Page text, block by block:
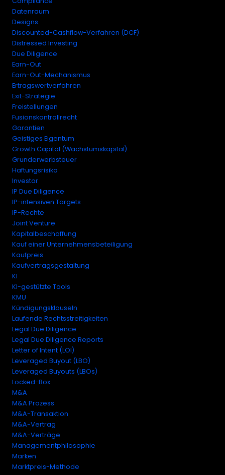
Datenraum
Designs
Discounted-Cashflow-Verfahren (DCF)
Distressed Investing
Due Diligence
Earn-Out
Earn-Out-Mechanismus
Ertragswertverfahren
Exit-Strategie
Freistellungen
Fusionskontrollrecht
Garantien
Geistiges Eigentum
Growth Capital (Wachstumskapital)
Grunderwerbsteuer
Haftungsrisiko
Investor
IP Due Diligence
IP-intensiven Targets
IP-Rechte
Joint Venture
Kapitalbeschaffung
Kauf einer Unternehmensbeteiligung
Kaufpreis
Kaufvertragsgestaltung
KI
KI-gestützte Tools
KMU
Kündigungsklauseln
Laufende Rechtsstreitigkeiten
Legal Due Diligence
Legal Due Diligence Reports
Letter of Intent (LOI)
Leveraged Buyout (LBO)
Leveraged Buyouts (LBOs)
Locked-Box
M&A
M&A Prozess
M&A-Transaktion
M&A-Vertrag
M&A-Verträge
Managementphilosophie
Marken
Marktpreis-Methode